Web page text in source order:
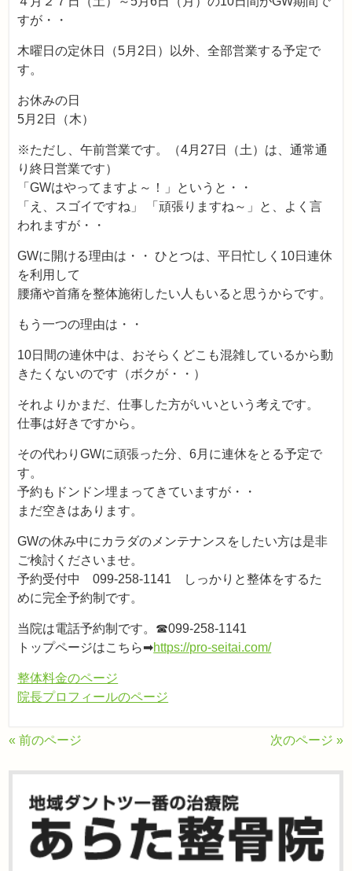
すが・・
木曜日の定休日（5月2日）以外、全部営業する予定で
す。
お休みの日
5月2日（木）
※ただし、午前営業です。（4月27日（土）は、通常通
り終日営業です）
「GWはやってますよ～！」というと・・
「え、スゴイですね」 「頑張りますね～」と、よく言
われますが・・
GWに開ける理由は・・ ひとつは、平日忙しく10日連休
を利用して
腰痛や首痛を整体施術したい人もいると思うからです。
もう一つの理由は・・
10日間の連休中は、おそらくどこも混雑しているから動
きたくないのです（ボクが・・）
それよりかまだ、仕事した方がいいという考えです。
仕事は好きですから。
その代わりGWに頑張った分、6月に連休をとる予定で
す。
予約もドンドン埋まってきていますが・・
まだ空きはあります。
GWの休み中にカラダのメンテナンスをしたい方は是非
ご検討くださいませ。
予約受付中 099‐258‐1141 しっかりと整体をするた
めに完全予約制です。
当院は電話予約制です。☎099‐258-1141
トップページはこちら➡https://pro-seitai.com/
整体料金のページ
院長プロフィールのページ
« 前のページ 次のページ »